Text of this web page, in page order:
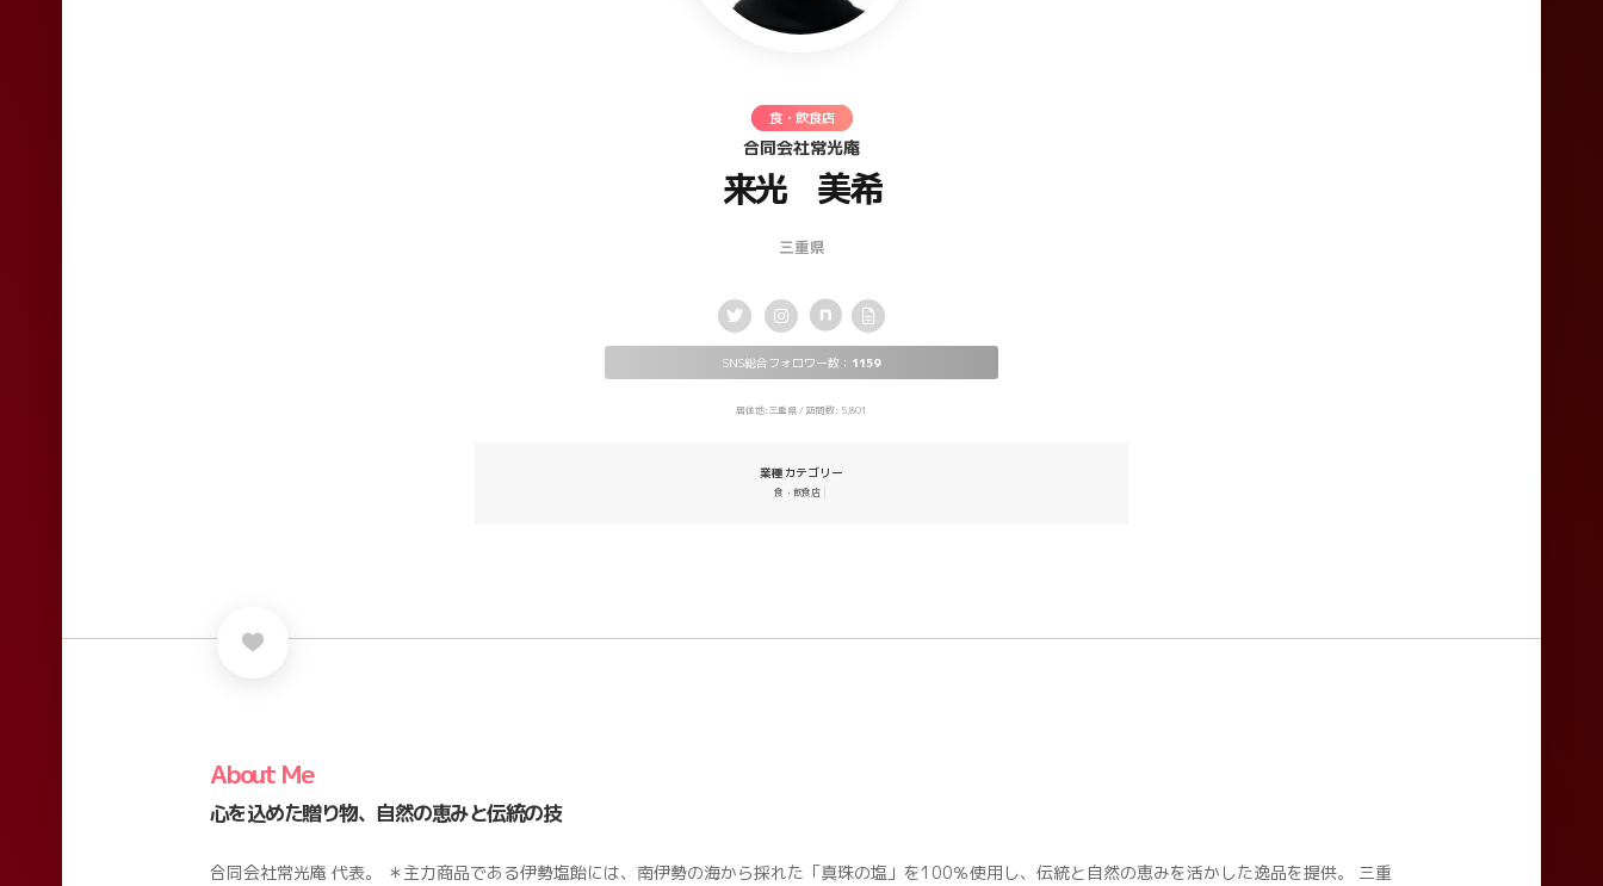
食・飲食店
合同会社常光庵
来光 美希
三重県
SNS総合フォロワー数： 1159
居住地:三重県 / 訪問数: 5,801
業種カテゴリー
食・飲食店
About Me
心を込めた贈り物、自然の恵みと伝統の技
合同会社常光庵 代表。 ＊主力商品である伊勢塩飴には、南伊勢の海から採れた「真珠の塩」を100％使用し、伝統と自然の恵みを活かした逸品を提供。 三重